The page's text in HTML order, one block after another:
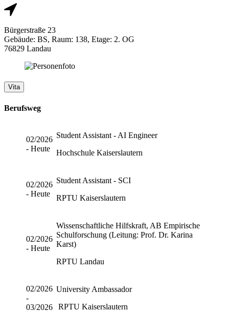
Bürgerstraße 23
Gebäude: BS, Raum: 138, Etage: 2. OG
76829 Landau
Vita
Berufsweg
02/2026
- Heute
Student Assistant - AI Engineer
Hochschule Kaiserslautern
02/2026
- Heute
Student Assistant - SCI
RPTU Kaiserslautern
02/2026
- Heute
Wissenschaftliche Hilfskraft, AB Empirische
Schulforschung (Leitung: Prof. Dr. Karina
Karst)
RPTU Landau
02/2026
-
03/2026
University Ambassador
RPTU Kaiserslautern